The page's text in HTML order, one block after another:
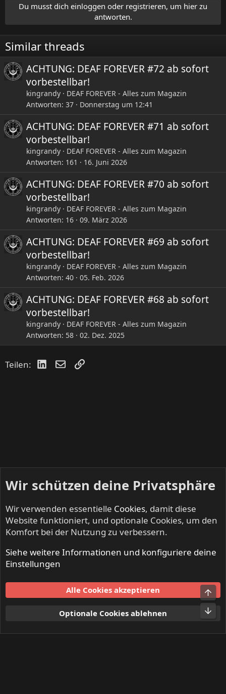
o
n
e
n
:
Du musst dich einloggen oder registrieren, um hier zu
antworten.
Similar threads
ACHTUNG: DEAF FOREVER #72 ab sofort
vorbestellbar!
kingrandy
DEAF FOREVER - Alles zum Magazin
Antworten 37 Donnerstag um 12:41
ACHTUNG: DEAF FOREVER #71 ab sofort
vorbestellbar!
kingrandy
DEAF FOREVER - Alles zum Magazin
Antworten 161 16. Juni 2026
ACHTUNG: DEAF FOREVER #70 ab sofort
vorbestellbar!
kingrandy
DEAF FOREVER - Alles zum Magazin
Antworten 16 09. März 2026
ACHTUNG: DEAF FOREVER #69 ab sofort
vorbestellbar!
kingrandy
DEAF FOREVER - Alles zum Magazin
Antworten 40 05. Feb. 2026
ACHTUNG: DEAF FOREVER #68 ab sofort
vorbestellbar!
kingrandy
DEAF FOREVER - Alles zum Magazin
Antworten 58 02. Dez. 2025
Teilen: LinkedIn
E-MailLink
DEAF FOREVER - Alles zum Magazin
Nutzungsbedingungen
Datenschutz
S
Wir schützen deine Privatsphäre
Wir verwenden essentielle Cookies, damit diese
Website funktioniert, und optionale Cookies, um den
Komfort bei der Nutzung zu verbessern.
Siehe weitere Informationen und konfiguriere deine
Einstellungen
Alle Cookies akzeptieren
Optionale Cookies ablehnen